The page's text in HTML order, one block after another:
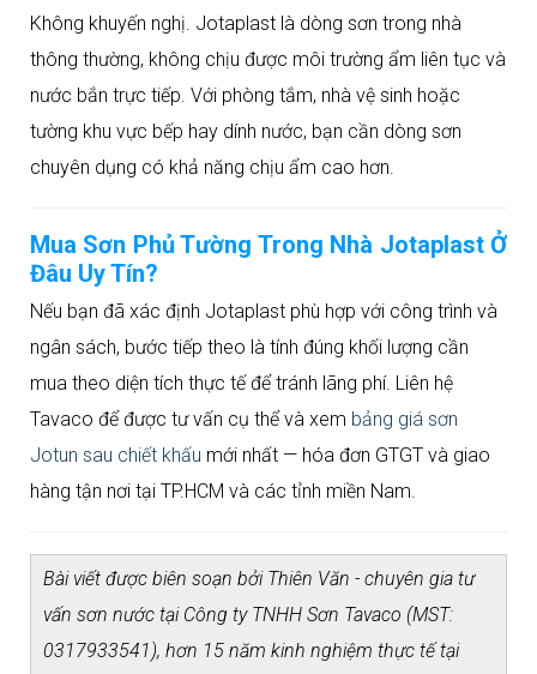
Không khuyến nghị. Jotaplast là dòng sơn trong nhà
thông thường, không chịu được môi trường ẩm liên tục và
nước bắn trực tiếp. Với phòng tắm, nhà vệ sinh hoặc
tường khu vực bếp hay dính nước, bạn cần dòng sơn
chuyên dụng có khả năng chịu ẩm cao hơn.
Mua Sơn Phủ Tường Trong Nhà Jotaplast Ở
Đâu Uy Tín?
Nếu bạn đã xác định Jotaplast phù hợp với công trình và
ngân sách, bước tiếp theo là tính đúng khối lượng cần
mua theo diện tích thực tế để tránh lãng phí. Liên hệ
Tavaco để được tư vấn cụ thể và xem bảng giá sơn
Jotun sau chiết khấu mới nhất — hóa đơn GTGT và giao
hàng tận nơi tại TP.HCM và các tỉnh miền Nam.
Bài viết được biên soạn bởi Thiên Văn - chuyên gia tư
vấn sơn nước tại Công ty TNHH Sơn Tavaco (MST:
0317933541), hơn 15 năm kinh nghiệm thực tế tại